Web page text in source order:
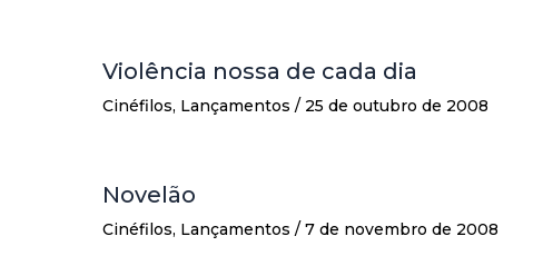
Violência nossa de cada dia
Cinéfilos, Lançamentos / 25 de outubro de 2008
Novelão
Cinéfilos, Lançamentos / 7 de novembro de 2008